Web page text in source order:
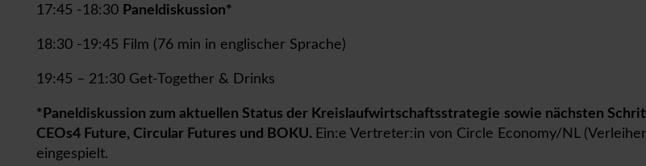
17:45 -18:30 Paneldiskussion*
18:30 -19:45 Film (76 min in englischer Sprache)
19:45 – 21:30 Get-Together & Drinks
*Paneldiskussion zum aktuellen Status der Kreislaufwirtschaftsstrategie sowie nächsten
CEOs4 Future, Circular Futures und BOKU. Ein:e Vertreter:in von Circle Economy/NL
eingespielt.